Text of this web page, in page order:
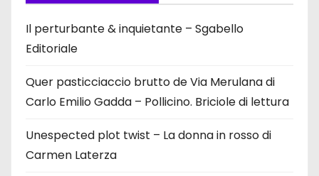
Il perturbante & inquietante – Sgabello
Editoriale
Quer pasticciaccio brutto de Via Merulana di
Carlo Emilio Gadda – Pollicino. Briciole di lettura
Unespected plot twist – La donna in rosso di
Carmen Laterza